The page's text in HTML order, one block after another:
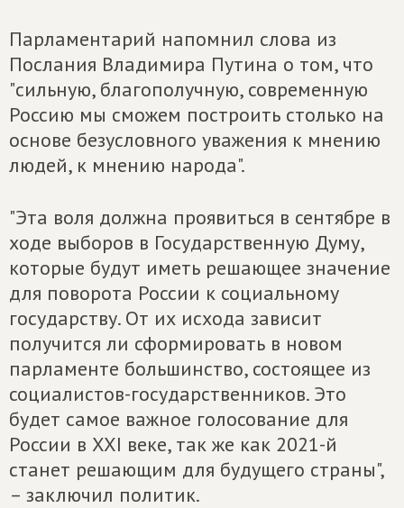
Парламентарий напомнил слова из
Послания Владимира Путина о том, что
"сильную, благополучную, современную
Россию мы сможем построить столько на
основе безусловного уважения к мнению
людей, к мнению народа".
"Эта воля должна проявиться в сентябре в
ходе выборов в Государственную Думу,
которые будут иметь решающее значение
для поворота России к социальному
государству. От их исхода зависит
получится ли сформировать в новом
парламенте большинство, состоящее из
социалистов-государственников. Это
будет самое важное голосование для
России в XXI веке, так же как 2021-й
станет решающим для будущего страны",
– заключил политик.